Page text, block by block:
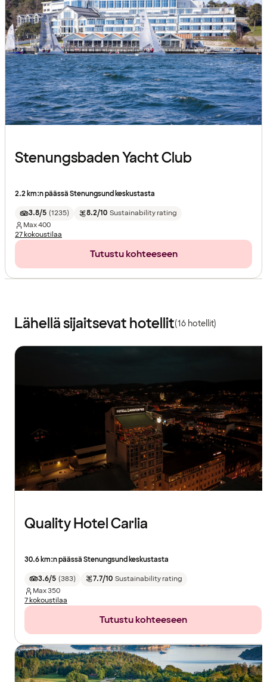
Stenungsbaden Yacht Club
2.2 km:n päässä Stenungsund keskustasta
3.8/5 (1235) 8.2/10 Sustainability rating
Max400
27 kokoustilaa
Tutustu kohteeseen
Lähellä sijaitsevat hotellit(16 hotellit)
Quality Hotel Carlia
30.6 km:n päässä Stenungsund keskustasta
3.6/5 (383) 7.7/10 Sustainability rating
Max350
7 kokoustilaa
Tutustu kohteeseen